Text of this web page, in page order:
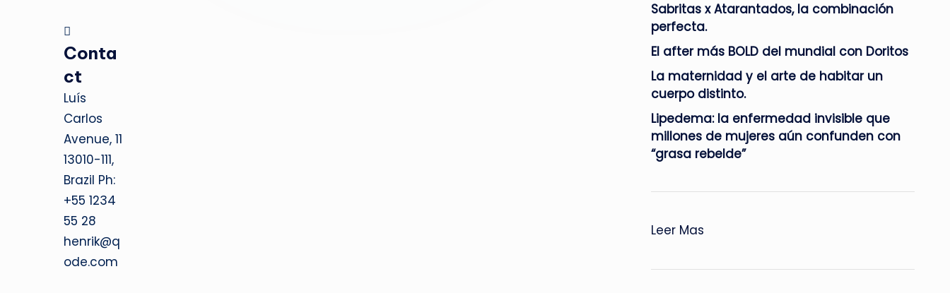
Conta
ct
Luís
Carlos
Avenue, 11
13010-111,
Brazil Ph:
+55 1234
55 28
henrik@q
ode.com
Sabritas x Atarantados, la combinación
perfecta.
El after más BOLD del mundial con Doritos
La maternidad y el arte de habitar un
cuerpo distinto.
Lipedema: la enfermedad invisible que
millones de mujeres aún confunden con
“grasa rebelde”
Leer Mas